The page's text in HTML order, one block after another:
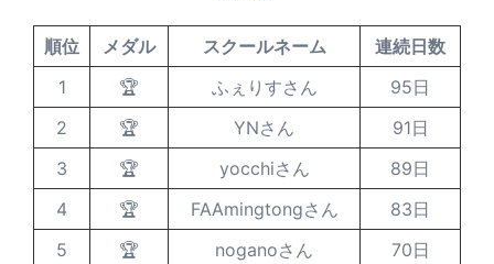
順位 メダル スクールネーム
連続日数
1
🏆 ふぇりすさん
95日
2
🏆 YNさん
91日
3
🏆 yocchiさん
89日
4
🏆 FAAmingtongさん
83日
5
🏆 noganoさん
70日